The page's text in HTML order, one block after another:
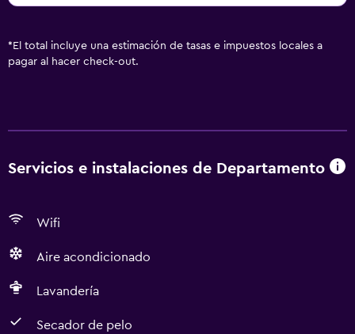
* El total incluye una estimación de tasas e impuestos locales a
pagar al hacer check-out.
Servicios e instalaciones de Departamento
Wifi
Aire acondicionado
Lavandería
Secador de pelo